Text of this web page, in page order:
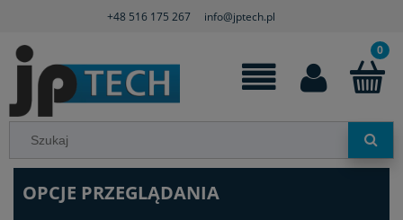
+48 516 175 267 info@jptech.pl
OPCJE PRZEGLĄDANIA